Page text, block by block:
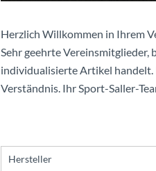
Herzlich Willkommen in Ihrem
Sehr geehrte Vereinsmitglieder,
individualisierte Artikel handelt.
Verständnis. Ihr Sport-Saller-
Hersteller